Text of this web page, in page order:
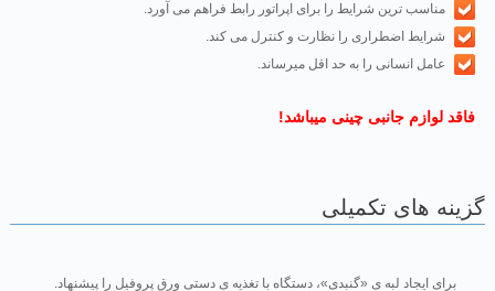
.مناسب ترین شرایط را برای اپراتور رابط فراهم می آورد
.شرایط اضطراری را نظارت و کنترل می کند
.عامل انسانی را به حد اقل میرساند
!فاقد لوازم جانبی چینی میباشد
گزینه های تکمیلی